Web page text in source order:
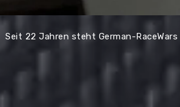
Seit 22 Jahren steht German-